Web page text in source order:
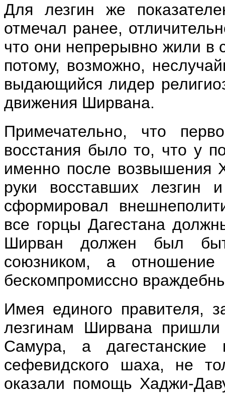
Для лезгин же
отмечал ранее,
что они непрерывно жили в
потому, возможно,
выдающийся лидер
движения Ширвана.
Примечательно, что
восстания было то, что у
именно после возвышения
руки восставших лезгин
сформировал
все горцы Дагестана
Ширван должен был
союзником, а
бескомпромиссно
Имея единого правителя,
лезгинам Ширвана
Самура, а дагестанские
сефевидского шаха, не
оказали помощь Хаджи-